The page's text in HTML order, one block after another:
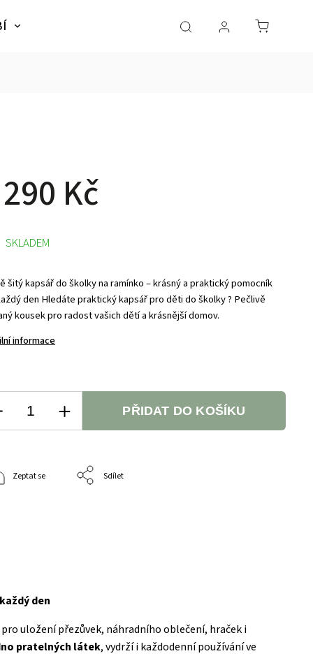
SLADKÉ SNY Dárky pro
Kč
šitý kapsář do školky na ramínko – krásný a praktický pomocník
den Hledáte praktický kapsář pro děti do školky ? Pečlivě
kousek pro radost vašich dětí a krásnější domov.
informace
SKLADEM
PŘIDAT DO KOŠÍKU
Zeptat se Sdílet
den
uložení přezůvek, náhradního oblečení, hraček i
pratelných látek, vydrží i každodenní používání ve